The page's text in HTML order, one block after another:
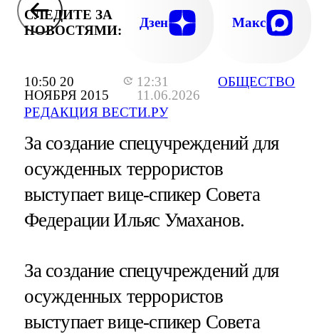
10:50 20
НОЯБРЯ 2015
12:31
11.06.2026
РЕДАКЦИЯ ВЕСТИ.РУ
ОБЩЕСТВО
СЛЕДИТЕ ЗА
НОВОСТЯМИ:
Дзен Макс
За создание спецучреждений для
осужденных террористов
выступает вице-спикер Совета
Федерации Ильяс Умаханов.
За создание спецучреждений для
осужденных террористов
выступает вице-спикер Совета